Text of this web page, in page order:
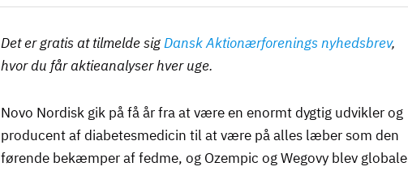
Det er gratis at tilmelde sigDansk Aktionærforenings nyhedsbrev,
hvor du får aktieanalyser hver uge.
Novo Nordisk gik på få år fra at være en enormt dygtig udvikler og
producent af diabetesmedicin til at være på alles læber som den
førende bekæmper af fedme, og Ozempic og Wegovy blev globale